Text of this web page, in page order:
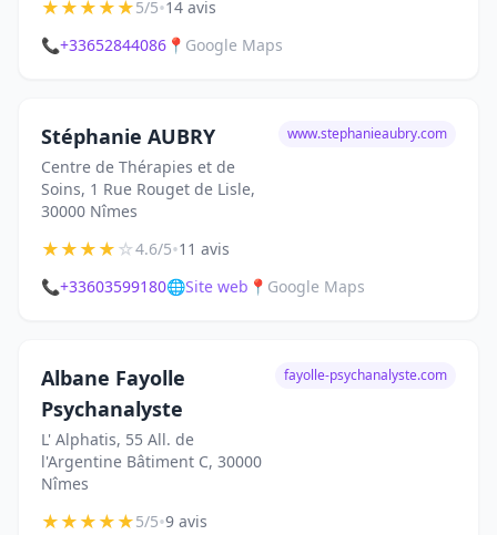
★★★★★5/5•14 avis
📞+33652844086 📍 Google Maps
Stéphanie AUBRY
Centre de Thérapies et de
Soins, 1 Rue Rouget de Lisle,
30000 Nîmes
www.stephanieaubry.com
★★★★☆4.6/5•11 avis
📞+33603599180🌐Site web 📍 Google Maps
Albane Fayolle
Psychanalyste
L' Alphatis, 55 All. de
l'Argentine Bâtiment C, 30000
Nîmes
fayolle-psychanalyste.com
★★★★★5/5•9 avis